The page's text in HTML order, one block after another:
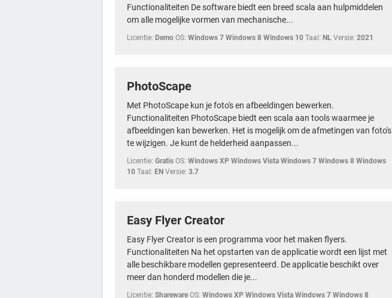
Functionaliteiten De software biedt een breed scala aan hulpmiddelen
om alle mogelijke vormen van mechanische...
Licentie: Demo OS: Windows 7 Windows 8 Windows 10 Taal: NL Versie: 2021
PhotoScape
Met PhotoScape kun je foto's en afbeeldingen bewerken.
Functionaliteiten PhotoScape biedt een scala aan tools waarmee je
afbeeldingen kan bewerken. Het is mogelijk om de afmetingen van foto's
te wijzigen. Je kunt de helderheid aanpassen...
Licentie: Gratis OS: Windows XP Windows Vista Windows 7 Windows 8 Windows
10 Taal: EN Versie: 3.7
Easy Flyer Creator
Easy Flyer Creator is een programma voor het maken flyers.
Functionaliteiten Na het opstarten van de applicatie wordt een lijst met
alle beschikbare modellen gepresenteerd. De applicatie beschikt over
meer dan honderd modellen die je...
Licentie: Shareware OS: Windows XP Windows Vista Windows 7 Windows 8